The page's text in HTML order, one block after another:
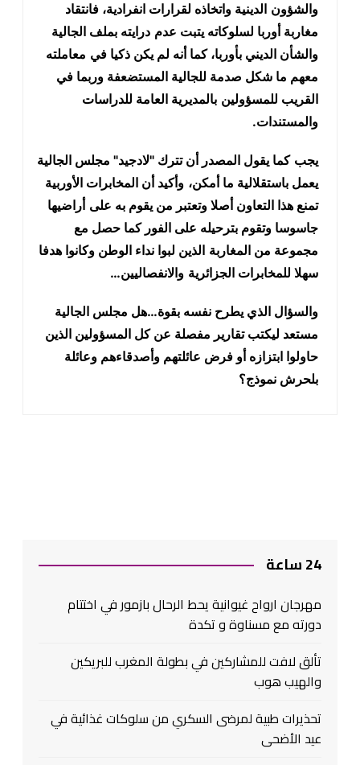
والشؤون الدينية واتخاذه لقرارات انفرادية، فانتقاد
مغاربة أوربا لسلوكاته يتبت عدم درايته بملف الجالية
والشأن الديني بأوربا، كما أنه لم يكن ذكيا في معاملته
معهم ما شكل صدمة للجالية المستضعفة وربما في
القريب للمسؤولين بالمديرية العامة للدراسات
والمستندات.
يجب كما يقول المصدر أن تترك "لادجيد" مجلس الجالية
يعمل باستقلالية ما أمكن، وأكيد أن المخابرات الأوربية
تمنع هذا التعاون أصلا وتعتبر من يقوم به على أراضيها
جاسوسا وتقوم بترحيله على الفور كما حصل مع
مجموعة من المغاربة الذين لبوا نداء الوطن وكانوا هدفا
سهلا للمخابرات الجزائرية والانفصاليين…
والسؤال الذي يطرح نفسه بقوة…هل مجلس الجالية
مستعد ليكتب تقارير مفصلة عن كل المسؤولين الذين
حاولوا ابتزازه أو فرض عائلتهم وأصدقاءهم وعائلة
بلحرش نموذج؟
24 ساعة
مهرجان ارواح غيوانية يحط الرحال بازمور في اختتام
دورته مع مسناوة و تكدة
تألق لافت للمشاركين في بطولة المغرب للبريكين
والهيب هوب
تحذيرات طبية لمرضى السكري من سلوكات غذائية في
عيد الأضحى